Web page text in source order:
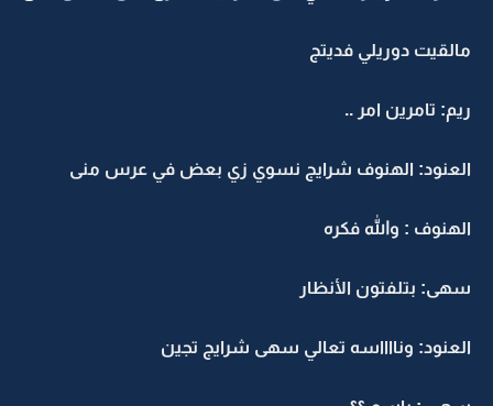
مالقيت دوريلي فديتج
ريم: تامرين امر ..
العنود: الهنوف شرايج نسوي زي بعض في عرس منى
الهنوف : والله فكره
سهى: بتلفتون الأنظار
العنود: ونااااسه تعالي سهى شرايج تجين